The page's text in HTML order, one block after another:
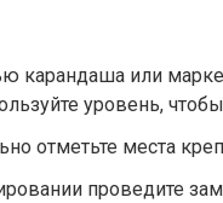
карандаша или
уровень,
отметьте места
проведите